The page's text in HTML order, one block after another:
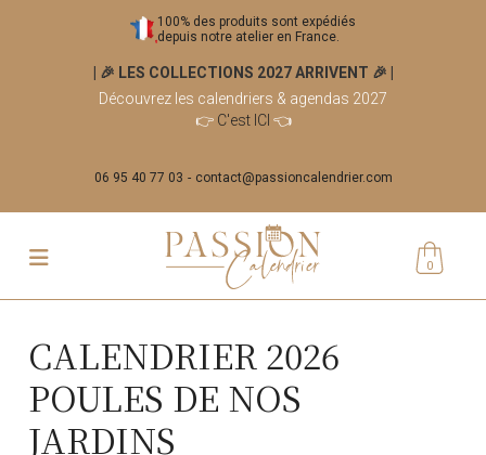
100% des produits sont expédiés
depuis notre atelier en France.
| 🎉 LES COLLECTIONS 2027 ARRIVENT 🎉
Découvrez les calendriers & agendas 2027
👉 C'est ICI 👈
06 95 40 77 03 contact@passioncalendrier.com
0
CALENDRIER 2026
POULES DE NOS
JARDINS